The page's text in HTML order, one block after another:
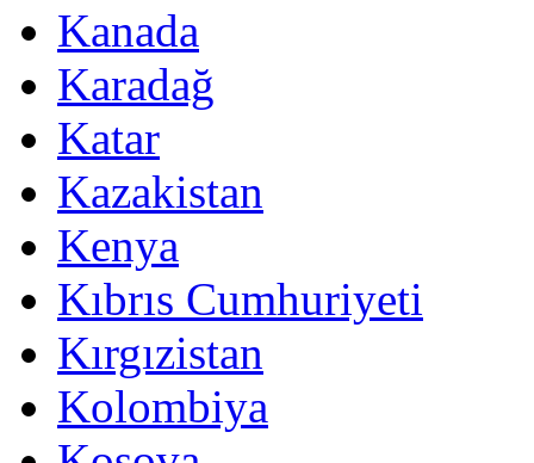
Kanada
Karadağ
Katar
Kazakistan
Kenya
Kıbrıs Cumhuriyeti
Kırgızistan
Kolombiya